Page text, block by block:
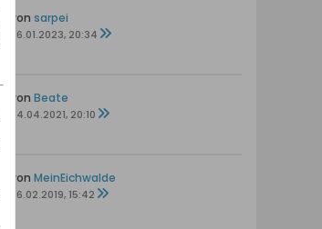
von sarpei
26.01.2023, 20:34
von Beate
24.04.2021, 20:10
von MeinEichwalde
06.02.2019, 15:42